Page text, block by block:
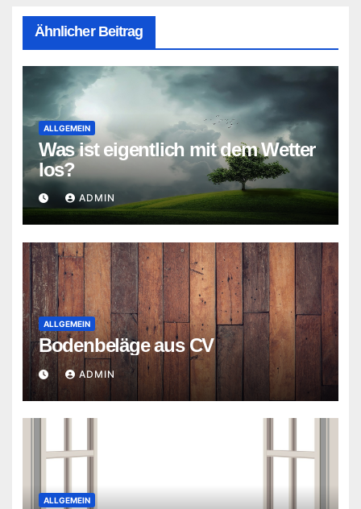
Ähnlicher Beitrag
ALLGEMEIN
Was ist eigentlich mit dem Wetter
los?
ADMIN
ALLGEMEIN
Bodenbeläge aus CV
ADMIN
ALLGEMEIN